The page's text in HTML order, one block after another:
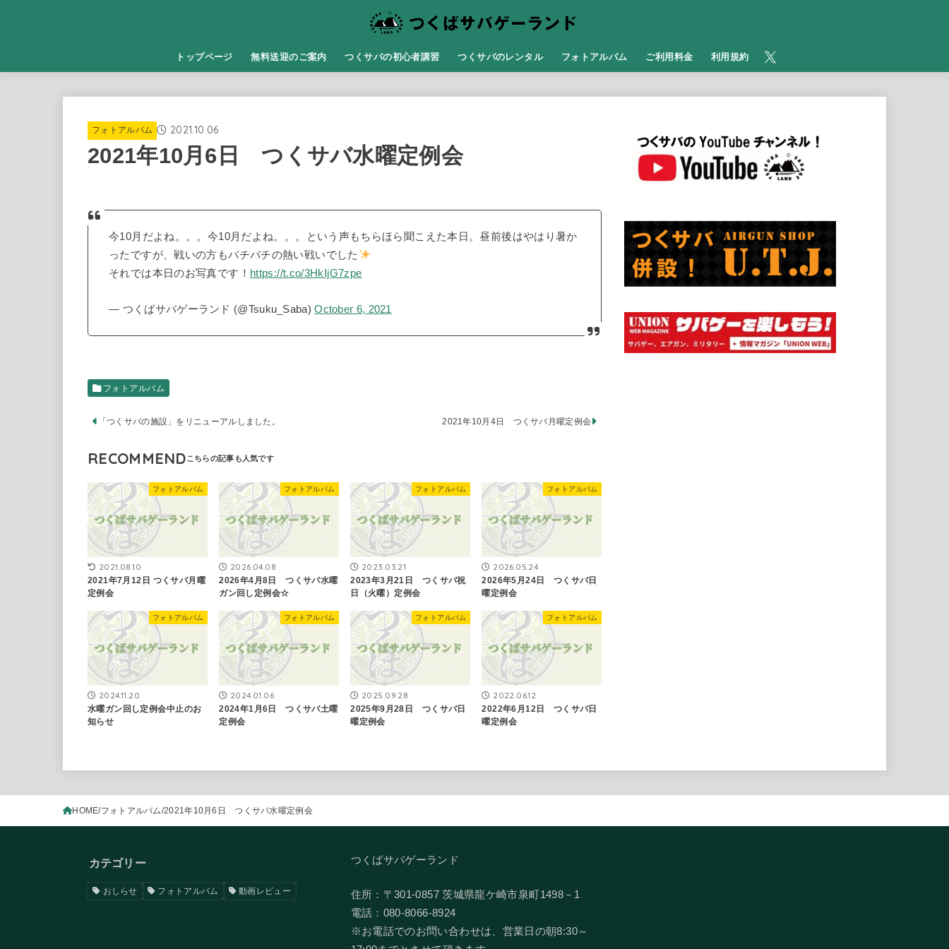
トップページ 無料送迎のご案内 つくサバの初心者講習 つくサバのレンタル フォトアルバム ​ご利用料金 利用規約
フォトアルバム 2021.10.06
2021年10月6日 つくサバ水曜定例会
今10月だよね。。。今10月だよね。。。という声もちらほら聞こえた本日。昼前後はやはり暑か
ったですが、戦いの方もバチバチの熱い戦いでした
それでは本日のお写真です！ https://t.co/3HkIjG7zpe
— つくばサバゲーランド (@Tsuku_Saba)October 6, 2021
フォトアルバム
「つくサバの施設」をリニューアルしました。 2021年10月4日 つくサバ月曜定例会
RECOMMEND
フォトアルバム
2021.08.10
2021年7月12日 つくサバ月曜
定例会
フォトアルバム
2026.04.08
2026年4月8日 つくサバ水曜
ガン回し定例会☆
フォトアルバム
2023.03.21
2023年3月21日 つくサバ祝
日（火曜）定例会
フォトアルバム
2026.05.24
2026年5月24日 つくサバ日
曜定例会
フォトアルバム
2024.11.20
水曜ガン回し定例会中止のお
知らせ
フォトアルバム
2024.01.06
2024年1月6日 つくサバ土曜
定例会
フォトアルバム
2025.09.28
2025年9月28日 つくサバ日
曜定例会
フォトアルバム
2022.06.12
2022年6月12日 つくサバ日
曜定例会
HOME フォトアルバム 2021年10月6日 つくサバ水曜定例会
カテゴリー
おしらせ フォトアルバム 動画レビュー
つくばサバゲーランド
住所：〒301-0857 茨城県龍ケ崎市泉町1498－1
電話：080-8066-8924
​※お電話でのお問い合わせは、営業日の朝8:30～